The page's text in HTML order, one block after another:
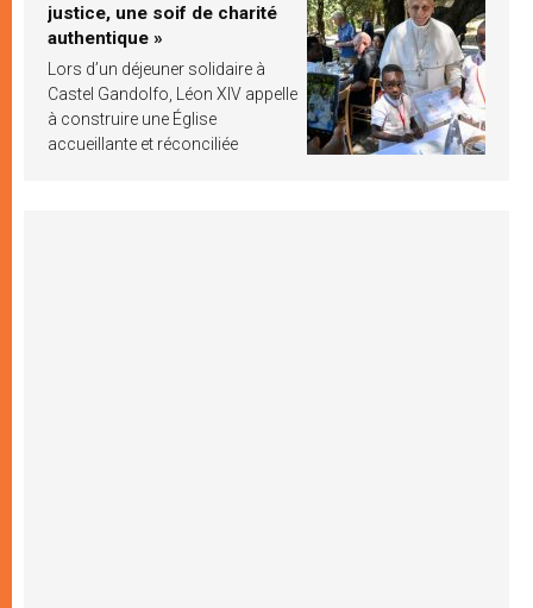
justice, une soif de charité
authentique »
Lors d’un déjeuner solidaire à
Castel Gandolfo, Léon XIV appelle
à construire une Église
accueillante et réconciliée